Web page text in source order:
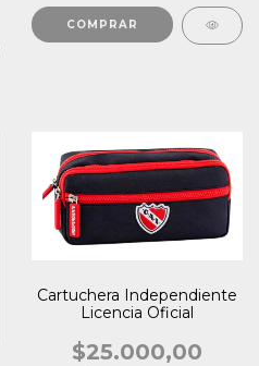
Cartuchera Independiente
Licencia Oficial
$25.000,00